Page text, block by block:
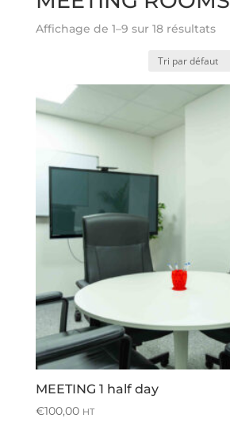
Affichage de 1–9 sur 18 résultats
MEETING 1 half day
€100,00 HT